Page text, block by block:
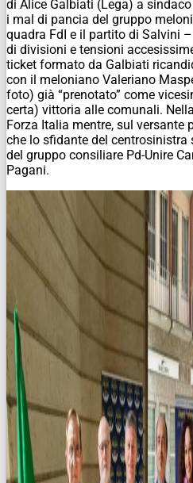
di Alice Galbiati (Lega) a
i mal di pancia del gruppo
quadra FdI e il partito di Salvini
di divisioni e tensioni
ticket formato da Galbiati
con il meloniano Valeriano
foto) già “prenotato” come
certa) vittoria alle comunali.
Forza Italia mentre, sul
che lo sfidante del centrosinistra
del gruppo consiliare Pd-Unire
Pagani.